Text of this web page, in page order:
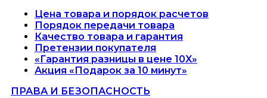
Цена товара и порядок расчетов
Порядок передачи товара
Качество товара и гарантия
Претензии покупателя
«Гарантия разницы в цене 10X»
Акция «Подарок за 10 минут»
ПРАВА И БЕЗОПАСНОСТЬ